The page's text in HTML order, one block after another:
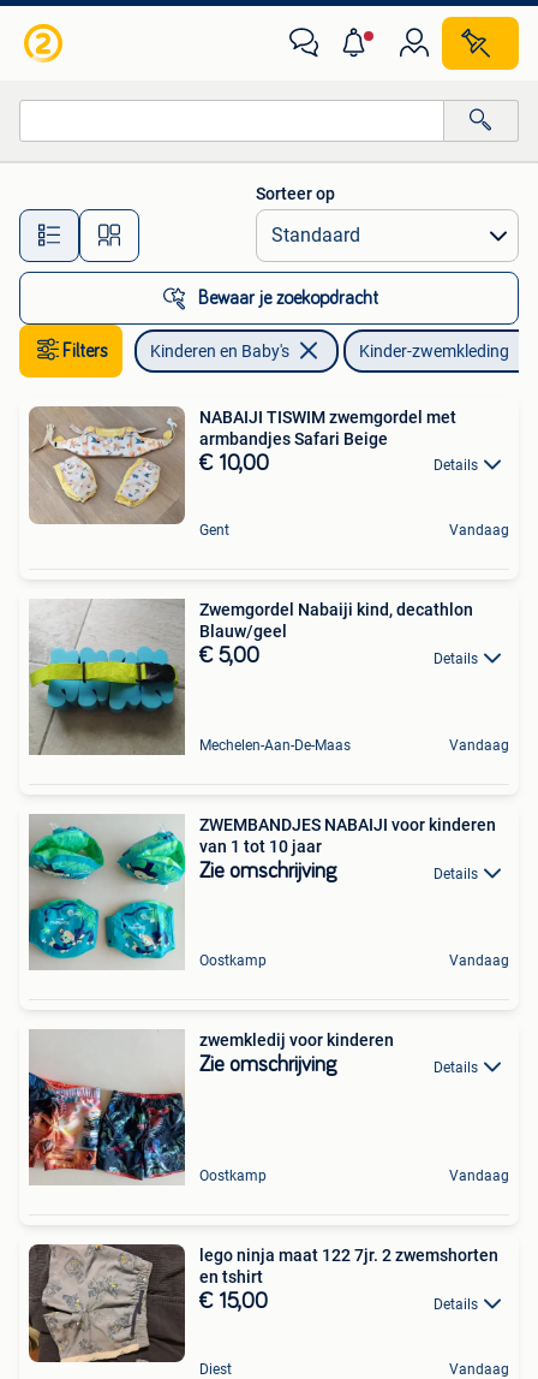
Alle afstanden…
Sorteer op
Bewaar je zoekopdracht
Filters Kinderen en Baby's Kinder-zwemkleding
NABAIJI TISWIM zwemgordel met
armbandjes Safari Beige
€ 10,00 Details
Gent Vandaag
Zwemgordel Nabaiji kind, decathlon
Blauw/geel
€ 5,00 Details
Mechelen-Aan-De-Maas Vandaag
ZWEMBANDJES NABAIJI voor kinderen
van 1 tot 10 jaar
Zie omschrijving Details
Oostkamp Vandaag
zwemkledij voor kinderen
Zie omschrijving Details
Oostkamp Vandaag
lego ninja maat 122 7jr. 2 zwemshorten
en tshirt
€ 15,00 Details
Diest Vandaag